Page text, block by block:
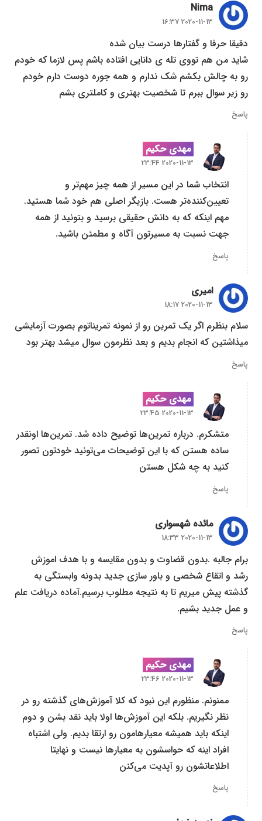
Nima
2020-11-13 16:37
دقیقا حرفا و گفتارها درست بیان شده
شاید من هم تووی تله ی دانایی افتاده باشم پس لازما که خودم
رو به چالش بکشم شک ندارم و همه جوره دوست دارم خودم
رو زیر سوال ببرم تا شخصیت بهتری و کاملتری بشم
پاسخ
مهدی حکیم
2020-11-13 23:44
انتخاب شما در این مسیر از همه چیز مهم‌تر و
تعیین‌کننده‌تر هست. بازیگر اصلی هم خود شما هستید.
مهم اینکه که به دانش حقیقی برسید و بتونید از همه
جهت نسبت به مسیرتون آگاه و مطمئن باشید.
پاسخ
امیری
2020-11-13 18:17
سلام بنظرم اگر یک تمرین رو از نمونه تمریناتوم بصورت آزمایشی
میذاشتین که انجام بدیم و بعد نظرمون سوال میشد بهتر بود
پاسخ
مهدی حکیم
2020-11-13 23:45
متشکرم. درباره تمرین‌ها توضیح داده شد. تمرین‌ها اونقدر
ساده هستن که با این توضیحات می‌تونید خودتون تصور
کنید به چه شکل هستن
پاسخ
مائده شهسواری
2020-11-13 18:33
برام جالبه .بدون قضاوت و بدون مقایسه و با هدف اموزش
رشد و اتقاع شخصی و باور سازی جدید بدونه وابستگی به
گذشته پیش میریم تا به نتیجه مطلوب برسیم.آماده دریافت علم
و عمل جدید بشیم.
پاسخ
مهدی حکیم
2020-11-13 23:46
ممنونم. منظورم این نبود که کلا آموزش‌های گذشته رو در
نظر نگیریم. بلکه این آموزش‌ها اولا باید نقد بشن و دوم
اینکه باید همیشه معیارهامون رو ارتقا بدیم. ولی اشتباه
افراد اینه که حواسشون به معیار‌ها نیست و نهایتا
اطلاعاتشون رو آپدیت می‌کنن
پاسخ